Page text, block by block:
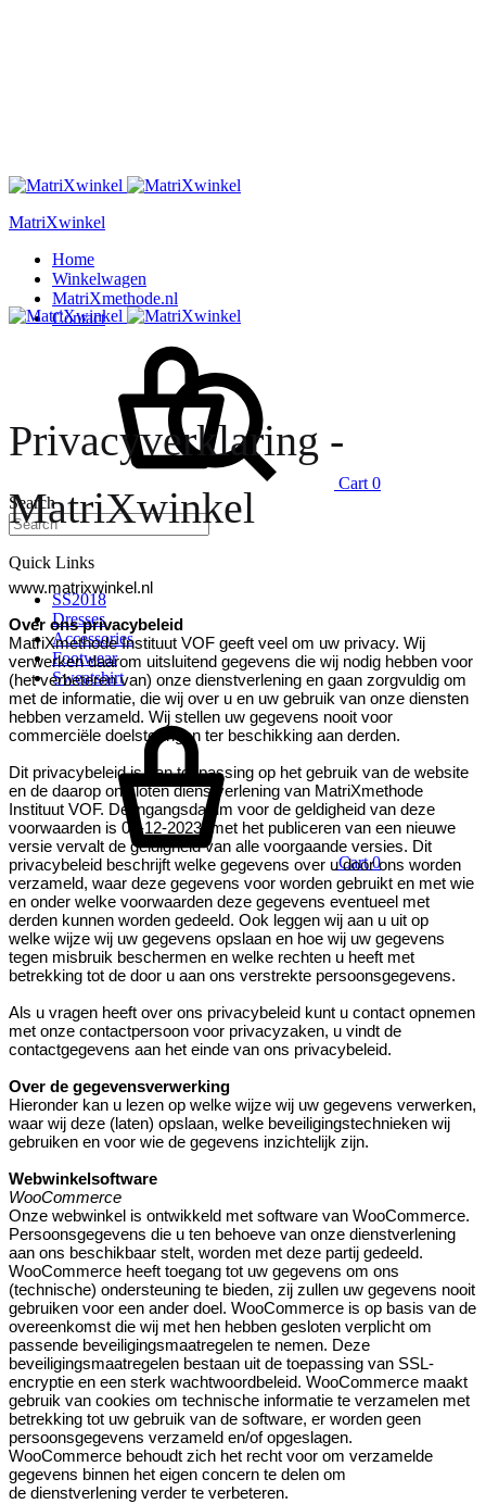
MatriXwinkel
Home
Winkelwagen
MatriXmethode.nl
Contact
Search
Quick Links
SS2018
Dresses
Accessories
Footwear
Sweatshirt
Cart 0
Cart 0
Privacyverklaring -
MatriXwinkel
www.matrixwinkel.nl
Over ons privacybeleid
MatriXmethode Instituut VOF geeft veel om uw privacy. Wij
verwerken daarom uitsluitend gegevens die wij nodig hebben voor
(het verbeteren van) onze dienstverlening en gaan zorgvuldig om
met de informatie, die wij over u en uw gebruik van onze diensten
hebben verzameld. Wij stellen uw gegevens nooit voor
commerciële doelstellingen ter beschikking aan derden.
Dit privacybeleid is van toepassing op het gebruik van de website
en de daarop ontsloten dienstverlening van MatriXmethode
Instituut VOF. De ingangsdatum voor de geldigheid van deze
voorwaarden is 09-12-2023, met het publiceren van een nieuwe
versie vervalt de geldigheid van alle voorgaande versies. Dit
privacybeleid beschrijft welke gegevens over u door ons worden
verzameld, waar deze gegevens voor worden gebruikt en met wie
en onder welke voorwaarden deze gegevens eventueel met
derden kunnen worden gedeeld. Ook leggen wij aan u uit op
welke wijze wij uw gegevens opslaan en hoe wij uw gegevens
tegen misbruik beschermen en welke rechten u heeft met
betrekking tot de door u aan ons verstrekte persoonsgegevens.
Als u vragen heeft over ons privacybeleid kunt u contact opnemen
met onze contactpersoon voor privacyzaken, u vindt de
contactgegevens aan het einde van ons privacybeleid.
Over de gegevensverwerking
Hieronder kan u lezen op welke wijze wij uw gegevens verwerken,
waar wij deze (laten) opslaan, welke beveiligingstechnieken wij
gebruiken en voor wie de gegevens inzichtelijk zijn.
Webwinkelsoftware
WooCommerce
Onze webwinkel is ontwikkeld met software van WooCommerce.
Persoonsgegevens die u ten behoeve van onze dienstverlening
aan ons beschikbaar stelt, worden met deze partij gedeeld.
WooCommerce heeft toegang tot uw gegevens om ons
(technische) ondersteuning te bieden, zij zullen uw gegevens nooit
gebruiken voor een ander doel. WooCommerce is op basis van de
overeenkomst die wij met hen hebben gesloten verplicht om
passende beveiligingsmaatregelen te nemen. Deze
beveiligingsmaatregelen bestaan uit de toepassing van SSL-
encryptie en een sterk wachtwoordbeleid. WooCommerce maakt
gebruik van cookies om technische informatie te verzamelen met
betrekking tot uw gebruik van de software, er worden geen
persoonsgegevens verzameld en/of opgeslagen.
WooCommerce behoudt zich het recht voor om verzamelde
gegevens binnen het eigen concern te delen om
de dienstverlening verder te verbeteren.